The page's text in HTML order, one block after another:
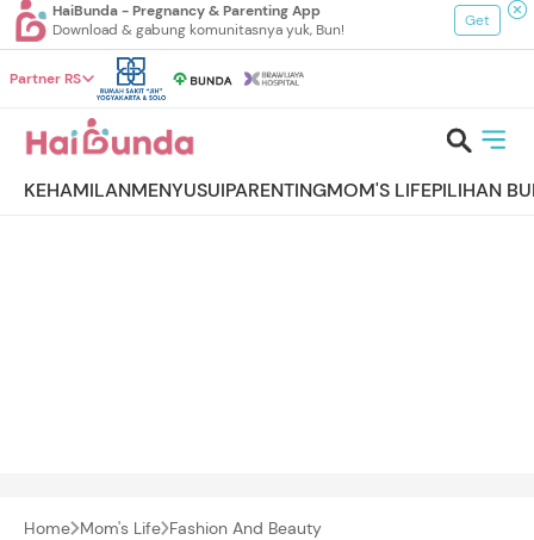
HaiBunda - Pregnancy & Parenting App
Download & gabung komunitasnya yuk, Bun!
Get
Partner RS
KEHAMILANMENYUSUIPARENTINGMOM'S LIFEPILIHAN
Home Mom's Life Fashion And Beauty